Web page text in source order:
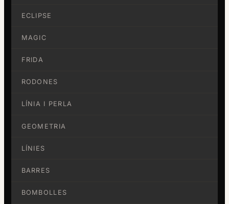
ECLIPSE
MAGIC
FRIDA
RODONES
LÍNIA I PERLA
GEOMETRIA
LÍNIES
BARRES
BOMBOLLES